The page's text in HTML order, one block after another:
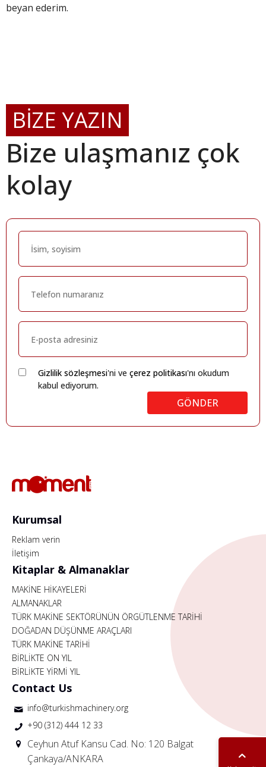
beyan ederim.
BİZE YAZIN
Bize ulaşmanız çok
kolay
Gizlilik sözleşmesi'ni ve çerez politikası'nı okudum
kabul ediyorum.
GÖNDER
Kurumsal
Reklam verin
İletişim
Kitaplar & Almanaklar
MAKİNE HİKAYELERİ
ALMANAKLAR
TÜRK MAKİNE SEKTÖRÜNÜN ÖRGÜTLENME TARİHİ
DOĞADAN DÜŞÜNME ARAÇLARI
TÜRK MAKİNE TARİHİ
BİRLİKTE ON YIL
BİRLİKTE YİRMİ YIL
Contact Us
info@turkishmachinery.org
+90 (312) 444 12 33
Ceyhun Atuf Kansu Cad. No: 120 Balgat
Çankaya/ANKARA